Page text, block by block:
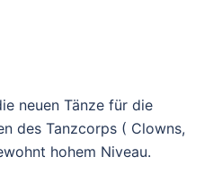
neuen Tänze für die
des Tanzcorps ( Clowns,
hohem Niveau.